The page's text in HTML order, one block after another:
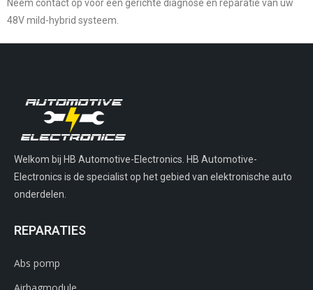
Neem contact op voor een gerichte diagnose en reparatie van uw
48V mild-hybrid systeem.
Welkom bij HB Automotive-Electronics. HB Automotive-
Electronics is de specialist op het gebied van elektronische auto
onderdelen.
REPARATIES
Abs pomp
Airbagmodule